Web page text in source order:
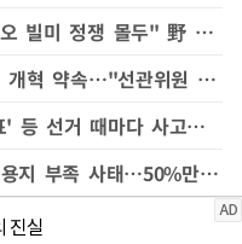
투표용지 사태에…與 "선관위 과오 빌미 정쟁 몰두" 野 "정권 종말 불러올 것"
[나사 빠진 선관위]③공염불 그친 개혁 약속…"선관위원 비상임 체제, 소수 상임체제로 바꿔 책임지게 해야"
[나사 빠진 선관위]②'소쿠리 투표' 등 선거 때마다 사고…부실 관리로 선거 불신 자초
[나사 빠진 선관위]①초유의 투표용지 부족 사태…50%만 준비해놓고 분배 시스템도 주먹구구